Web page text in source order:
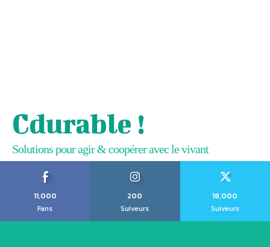
Cdurable !
Solutions pour agir & coopérer avec le vivant
11,000
Fans
200
Suiveurs
18,000
Suiveurs